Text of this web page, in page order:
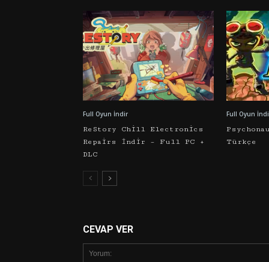
Full Oyun İndir
ReStory Chill Electronics
Repairs İndir – Full PC +
DLC
Full Oyun
Türkçe
CEVAP VER